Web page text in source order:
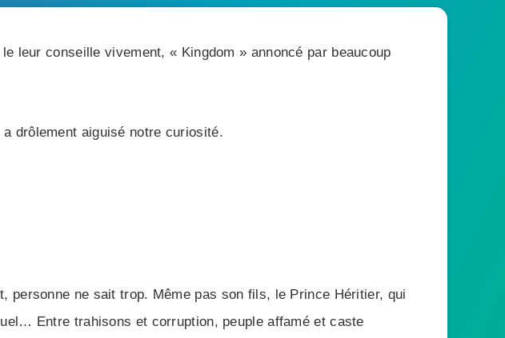
leur conseille vivement, « Kingdom » annoncé par beaucoup
drôlement aiguisé notre curiosité.
personne ne sait trop. Même pas son fils, le Prince Héritier, qui
Entre trahisons et corruption, peuple affamé et caste